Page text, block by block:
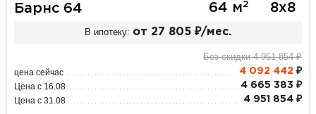
Барнс 64 64 м2 8х8
В ипотеку: от 27 805 ₽/мес.
Без скидки 4 951 854 ₽
цена сейчас 4 092 442 ₽
Цена с 16.08 4 665 383 ₽
Цена с 31.08 4 951 854 ₽